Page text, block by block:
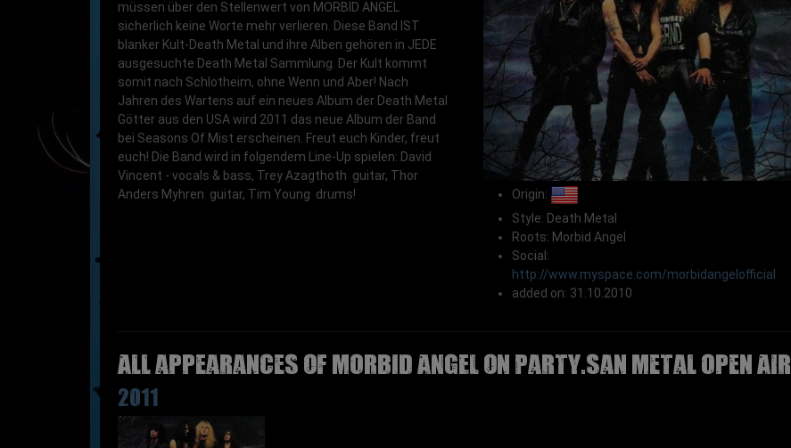
müssen über den Stellenwert von MORBID ANGEL
sicherlich keine Worte mehr verlieren. Diese Band IST
blanker Kult-Death Metal und ihre Alben gehören in JEDE
ausgesuchte Death Metal Sammlung. Der Kult kommt
somit nach Schlotheim, ohne Wenn und Aber! Nach
Jahren des Wartens auf ein neues Album der Death Metal
Götter aus den USA wird 2011 das neue Album der Band
bei Seasons Of Mist erscheinen. Freut euch Kinder, freut
euch! Die Band wird in folgendem Line-Up spielen: David
Vincent - vocals & bass, Trey Azagthoth  guitar, Thor
Anders Myhren  guitar, Tim Young  drums!
Origin:
Style: Death Metal
Roots: Morbid Angel
Social:
http://www.myspace.com/morbidangelofficial
added on: 31.10.2010
All appearances of MORBID ANGEL on Party.San Metal Open Air
2011